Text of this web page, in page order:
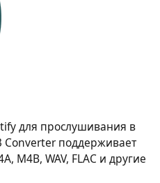
для прослушивания в
поддерживает
M4B, WAV, FLAC и другие